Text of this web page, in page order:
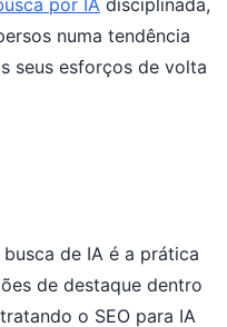
por IA disciplinada,
numa tendência
seus esforços de volta
de IA é a prática
de destaque dentro
o SEO para IA